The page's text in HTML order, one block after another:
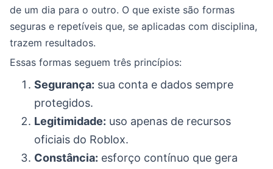
de um dia para o outro. O que existe são formas
seguras e repetíveis que, se aplicadas com disciplina,
trazem resultados.
Essas formas seguem três princípios:
Segurança: sua conta e dados sempre
protegidos.
Legitimidade: uso apenas de recursos
oficiais do Roblox.
Constância: esforço contínuo que gera